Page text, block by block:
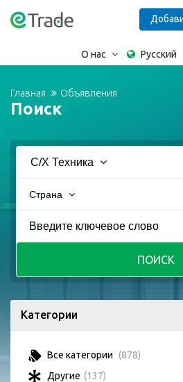
О нас
Русский
Главная Объявления
Поиск
С/х Техника
Страна
ПОИСК
Категории
Все категории (878)
Другие (137)